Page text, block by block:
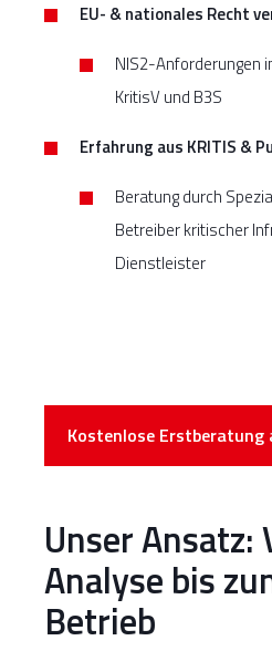
EU- & nationales Recht
NIS2-Anforderungen
KritisV und B3S
Erfahrung aus KRITIS &
Beratung durch
Betreiber kritischer
Dienstleister
Kostenlose Erstberatung
Unser Ansatz:
Analyse bis
Betrieb